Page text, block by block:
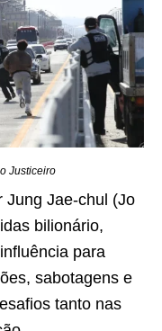
Justiceiro
Jung Jae-chul (Jo
bilionário,
para
sabotagens e
tanto nas